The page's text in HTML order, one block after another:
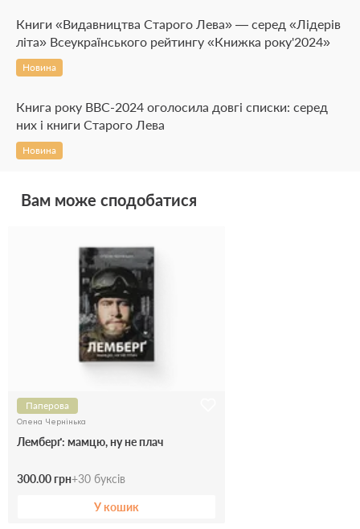
Книги «Видавництва Старого Лева» — серед «Лідерів
літа» Всеукраїнського рейтингу «Книжка року'2024»
Новина
Книга року BBC-2024 оголосила довгі списки: серед
них і книги Старого Лева
Новина
Вам може сподобатися
Паперова
Олена Чернінька
Лемберґ: мамцю, ну не плач
300.00 грн+30 буксів
У кошик